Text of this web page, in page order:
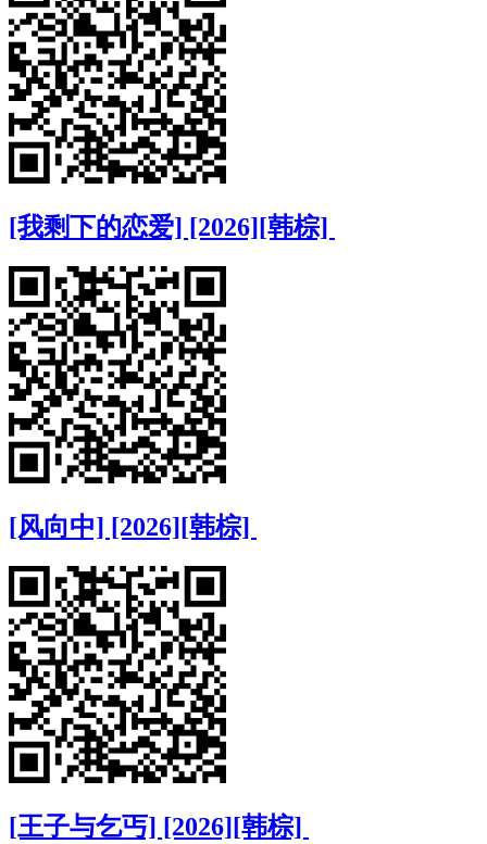
[我剩下的恋爱] [2026][韩棕]
[风向中] [2026][韩棕]
[王子与乞丐] [2026][韩棕]